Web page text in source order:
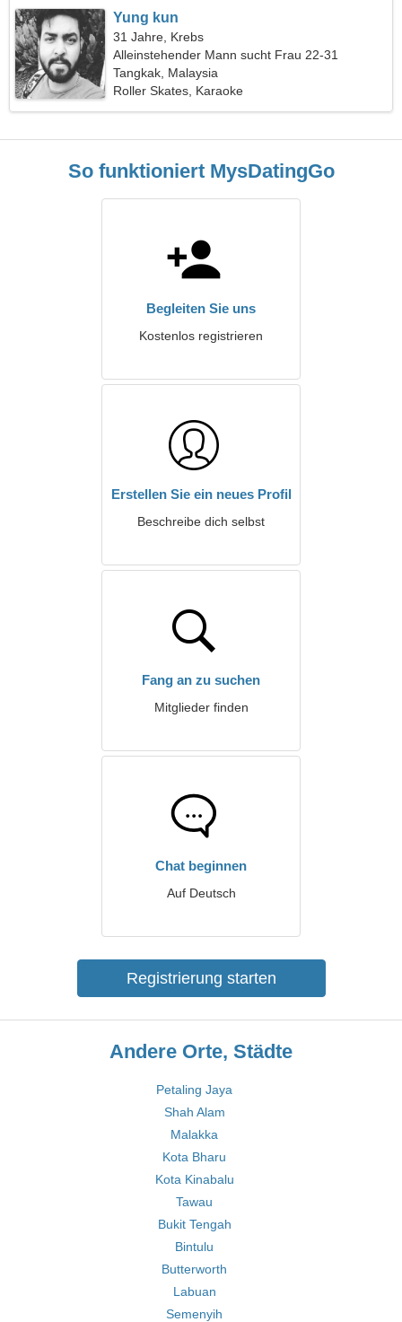
Yung kun
31 Jahre, Krebs
Alleinstehender Mann sucht Frau 22-31
Tangkak, Malaysia
Roller Skates, Karaoke
So funktioniert MysDatingGo
Begleiten Sie uns
Kostenlos registrieren
Erstellen Sie ein neues Profil
Beschreibe dich selbst
Fang an zu suchen
Mitglieder finden
Chat beginnen
Auf Deutsch
Registrierung starten
Andere Orte, Städte
Petaling Jaya
Shah Alam
Malakka
Kota Bharu
Kota Kinabalu
Tawau
Bukit Tengah
Bintulu
Butterworth
Labuan
Semenyih